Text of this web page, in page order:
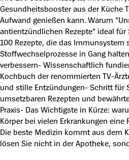
Gesundheitsbooster aus der Küche
Aufwand genießen kann. Warum
antientzündlichen Rezepte" ideal
100 Rezepte, die das Immunsystem
Stoffwechselprozesse in Gang
verbessern- Wissenschaftlich
Kochbuch der renommierten TV-
und stille Entzündungen- Schritt für
umsetzbaren Rezepten und
Praxis- Das Wichtigste in Kürze:
Körper bei vielen Erkrankungen eine
Die beste Medizin kommt aus dem
lösen Sie nicht in der Apotheke,